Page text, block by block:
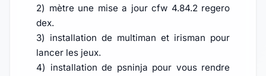
2) mètre une mise a jour cfw 4.84.2 regero
dex.
3) installation de multiman et irisman pour
lancer les jeux.
4) installation de psninja pour vous rendre